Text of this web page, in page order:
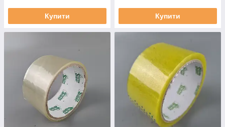
Купити Купити